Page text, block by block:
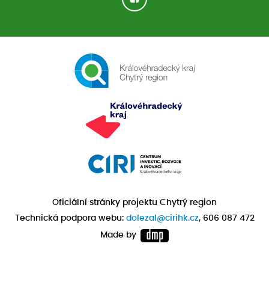
Oficiální stránky projektu Chytrý region
Technická podpora webu: dolezal@cirihk.cz, 606 087 472
Made by